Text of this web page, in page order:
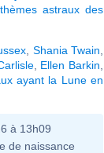
thèmes astraux des
Shania Twain
, Ellen Barkin
ayant la Lune en
à 13h09
de naissance